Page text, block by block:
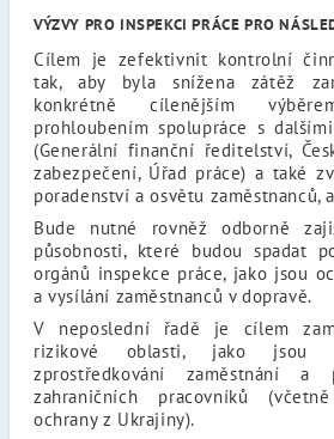
VÝZVY PRO INSPEKCI PRÁCE PRO
Cílem je zefektivnit kontrolní
tak, aby byla snížena zátěž
konkrétně cílenějším
prohloubením spolupráce s
(Generální finanční ředitelství,
zabezpečení, Úřad práce) a také
poradenství a osvětu zaměstnanců,
Bude nutné rovněž odborně
působnosti, které budou spadat
orgánů inspekce práce, jako jsou
a vysílání zaměstnanců v dopravě.
V neposlední řadě je cílem
rizikové oblasti, jako jsou
zprostředkování zaměstnání a
zahraničních pracovníků
ochrany z Ukrajiny).